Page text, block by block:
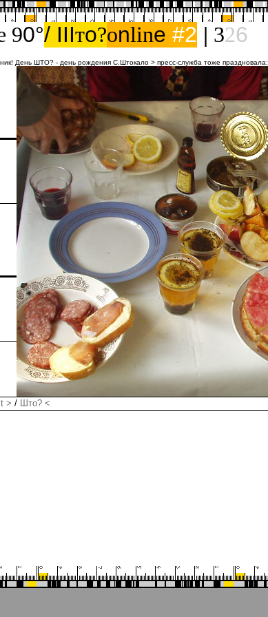
90°/ IIIто?online #2 | 326
День ШТО? - день рождения С.Штокало > пресс-служба тоже праздновала:
> / Што? <